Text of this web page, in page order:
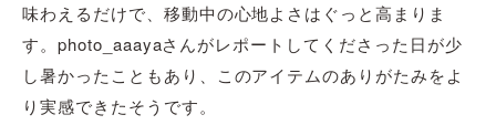
味わえるだけで、移動中の心地よさはぐっと高まりま
す。photo_aaayaさんがレポートしてくださった日が少
し暑かったこともあり、このアイテムのありがたみをよ
り実感できたそうです。